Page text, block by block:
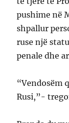
pushime në
shpallur
ruse një
penale dhe
“Vendosëm
Rusi,”-